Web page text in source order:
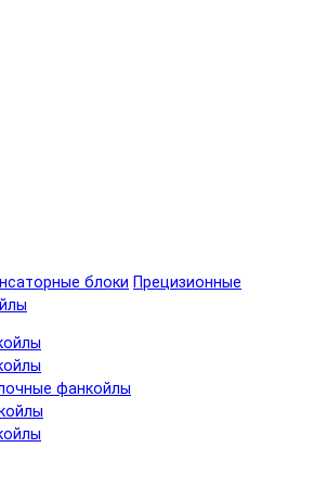
блоки Прецизионные
фанкойлы